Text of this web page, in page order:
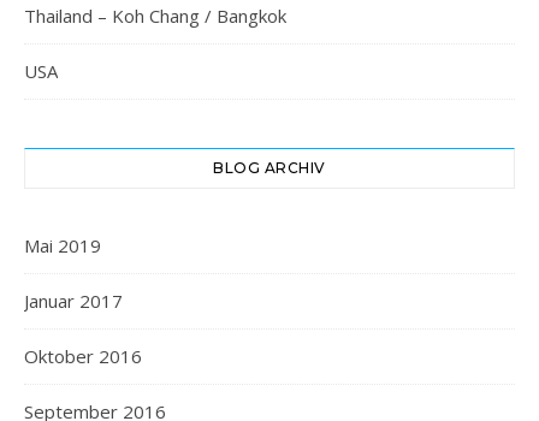
Thailand – Koh Chang / Bangkok
USA
BLOG ARCHIV
Mai 2019
Januar 2017
Oktober 2016
September 2016